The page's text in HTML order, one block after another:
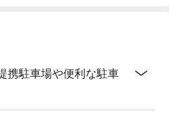
携駐車場や便利な駐車